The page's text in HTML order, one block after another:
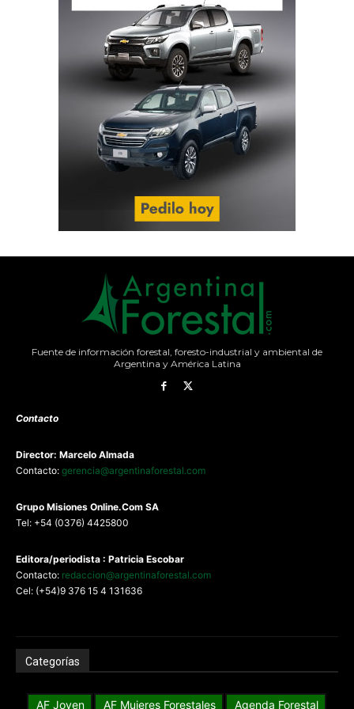
Fuente de información forestal, foresto-industrial y ambiental de
Argentina y América Latina
Contacto
Director: Marcelo Almada
Contacto: gerencia@argentinaforestal.com
Grupo Misiones Online.Com SA
Tel: +54 (0376) 4425800
Editora/periodista : Patricia Escobar
Contacto: redaccion@argentinaforestal.com
Cel: (+54)9 376 15 4 131636
Categorías
AF Joven AF Mujeres Forestales Agenda Forestal